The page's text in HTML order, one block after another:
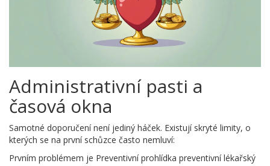
Administrativní pasti a
časová okna
Samotné doporučení není jediný háček. Existují skryté limity, o
kterých se na první schůzce často nemluví:
Prvním problémem je Preventivní prohlídka preventivní lékařský